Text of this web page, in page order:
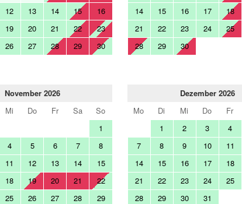
12 13 14 15
16
19 20 21 22
23
26 27 28 29
30
14
15 16 17 18
21
22 23 24 25
28
29 30
November 2026
Mi Do Fr Sa
So
1
4 5 6 7
8
11 12 13 14
15
18 19 20 21
22
25 26 27 28
29
Dezember 2026
Mo
Di Mi Do Fr
1
2 3 4
7
8 9 10 11
14
15 16 17 18
21
22 23 24 25
28
29 30 31